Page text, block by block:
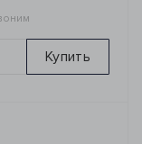
Купить